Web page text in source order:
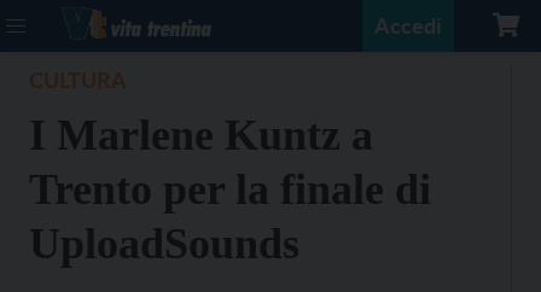
Accedi
I Marlene Kuntz a
Trento per la finale di
UploadSounds